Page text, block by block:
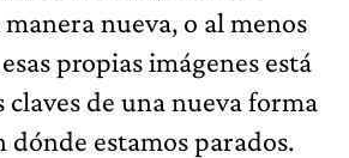
nueva, o al menos
propias imágenes está
claves de una nueva forma
dónde estamos parados.